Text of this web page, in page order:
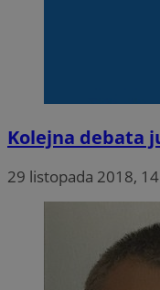
Kolejna debata
29 listopada 2018,